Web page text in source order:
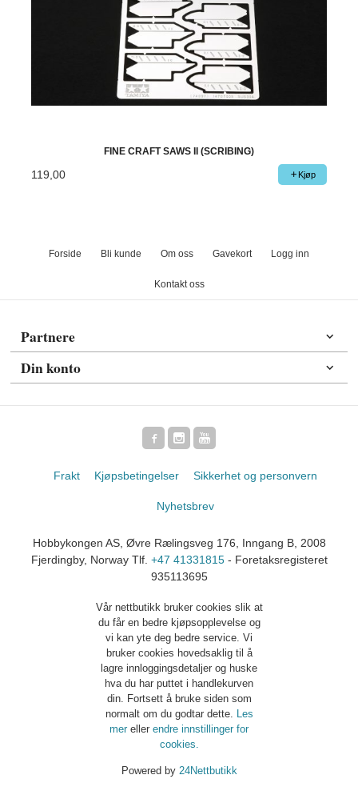
FINE CRAFT SAWS II (SCRIBING)
119,00 Kjøp
Forside Bli kunde Om oss Gavekort Logg inn
Kontakt oss
Partnere
Din konto
Frakt Kjøpsbetingelser Sikkerhet og personvern
Nyhetsbrev
Hobbykongen AS, Øvre Rælingsveg 176, Inngang B, 2008
Fjerdingby, Norway Tlf. +47 41331815- Foretaksregisteret
935113695
Vår nettbutikk bruker cookies slik at
du får en bedre kjøpsopplevelse og
vi kan yte deg bedre service. Vi
bruker cookies hovedsaklig til å
lagre innloggingsdetaljer og huske
hva du har puttet i handlekurven
din. Fortsett å bruke siden som
normalt om du godtar dette.
Les
mer eller endre innstillinger for
cookies.
Powered by 24Nettbutikk